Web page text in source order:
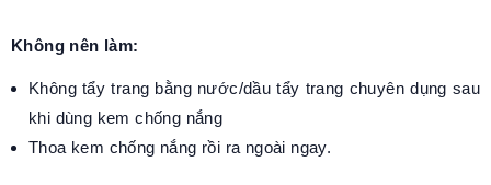
Không nên làm:
Không tẩy trang bằng nước/dầu tẩy trang chuyên dụng sau
khi dùng kem chống nắng
Thoa kem chống nắng rồi ra ngoài ngay.